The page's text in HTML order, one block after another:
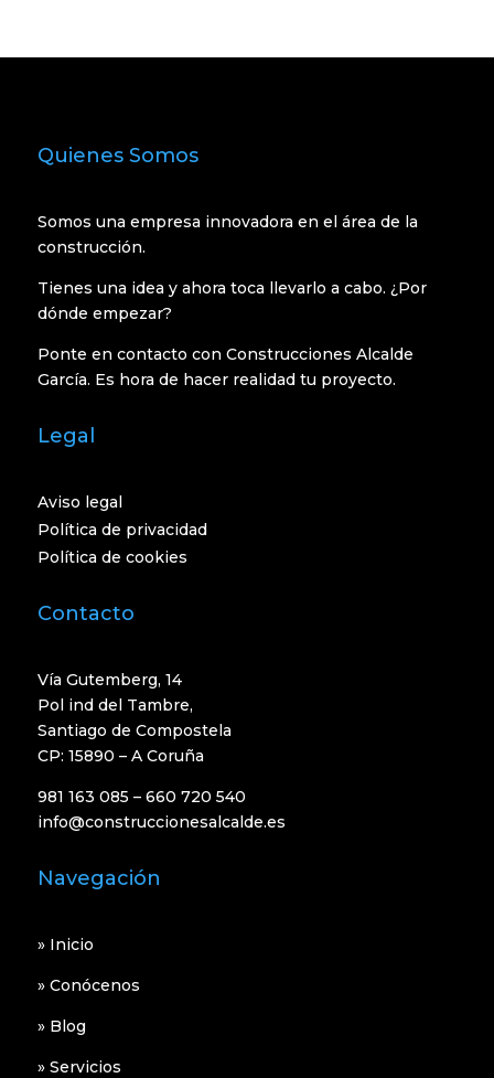
Quienes Somos
Somos una empresa innovadora en el área de la
construcción.
Tienes una idea y ahora toca llevarlo a cabo. ¿Por
dónde empezar?
Ponte en contacto con Construcciones Alcalde
García. Es hora de hacer realidad tu proyecto.
Legal
Aviso legal
Política de privacidad
Política de cookies
Contacto
Vía Gutemberg, 14
Pol ind del Tambre,
Santiago de Compostela
CP: 15890 – A Coruña
981 163 085 – 660 720 540
info@construccionesalcalde.es
Navegación
» Inicio
» Conócenos
» Blog
» Servicios